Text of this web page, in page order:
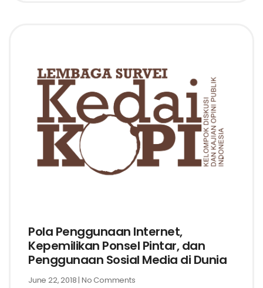
Pola Penggunaan Internet,
Kepemilikan Ponsel Pintar, dan
Penggunaan Sosial Media di Dunia
June 22, 2018 No Comments